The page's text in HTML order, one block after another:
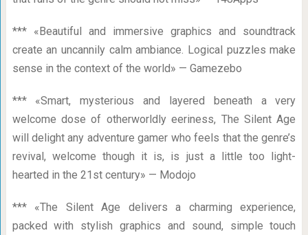
*** «Beautiful and immersive graphics and soundtrack
create an uncannily calm ambiance. Logical puzzles make
sense in the context of the world» — Gamezebo
*** «Smart, mysterious and layered beneath a very
welcome dose of otherworldly eeriness, The Silent Age
will delight any adventure gamer who feels that the genre’s
revival, welcome though it is, is just a little too light-
hearted in the 21st century» — Modojo
*** «The Silent Age delivers a charming experience,
packed with stylish graphics and sound, simple touch